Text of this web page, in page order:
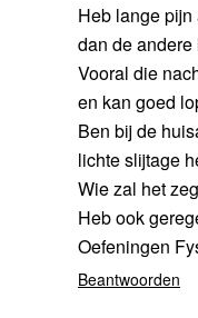
Heb lange
dan de andere
Vooral die
en kan goed
Ben bij de
lichte slijtage
Wie zal het
Heb ook
Oefeningen
Beantwoorden